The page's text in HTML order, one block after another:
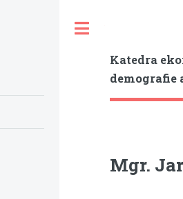
Katedra
demografie
Mgr.